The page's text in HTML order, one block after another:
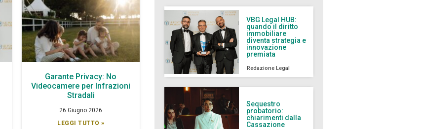
Garante Privacy: No
Videocamere per Infrazioni
Stradali
26 Giugno 2026
LEGGI TUTTO »
VBG Legal HUB:
quando il diritto
immobiliare
diventa strategia e
innovazione
premiata
Redazione Legal
Sequestro
probatorio:
chiarimenti dalla
Cassazione